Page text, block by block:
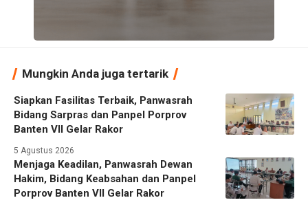
Mungkin Anda juga tertarik
Siapkan Fasilitas Terbaik, Panwasrah
Bidang Sarpras dan Panpel Porprov
Banten VII Gelar Rakor
5 Agustus 2026
Menjaga Keadilan, Panwasrah Dewan
Hakim, Bidang Keabsahan dan Panpel
Porprov Banten VII Gelar Rakor